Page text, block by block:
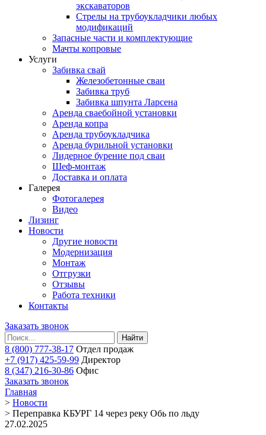
экскаваторов
Стрелы на трубоукладчики любых
модификаций
Запасные части и комплектующие
Мачты копровые
Услуги
Забивка свай
Железобетонные сваи
Забивка труб
Забивка шпунта Ларсена
Аренда сваебойной установки
Аренда копра
Аренда трубоукладчика
Аренда бурильной установки
Лидерное бурение под сваи
Шеф-монтаж
Доставка и оплата
Галерея
Фотогалерея
Видео
Лизинг
Новости
Другие новости
Модернизация
Монтаж
Отгрузки
Отзывы
Работа техники
Контакты
Заказать звонок
Найти
8 (800) 777-38-17 Отдел продаж
+7 (917) 425-59-99 Директор
8 (347) 216-30-86 Офис
Заказать звонок
Главная
> Новости
> Переправка КБУРГ 14 через реку Обь по льду
27.02.2025